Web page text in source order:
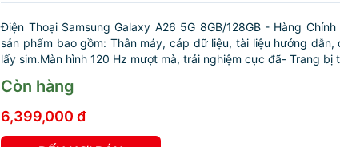
Điện Thoại Samsung Galaxy A26 5G 8GB/128GB - Hàng Chính
sản phẩm bao gồm: Thân máy, cáp dữ liệu, tài liệu hướng dẫn,
lấy sim.Màn hình 120 Hz mượt mà, trải nghiệm cực đã- Trang bị
Còn hàng
6,399,000 đ